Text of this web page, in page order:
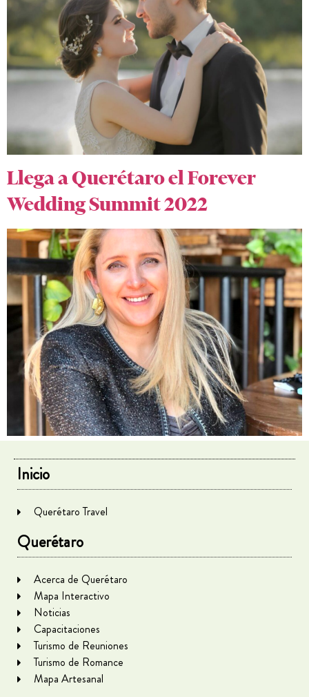
Llega a Querétaro el Forever
Wedding Summit 2022
Inicio
Querétaro Travel
Querétaro
Acerca de Querétaro
Mapa Interactivo
Noticias
Capacitaciones
Turismo de Reuniones
Turismo de Romance
Mapa Artesanal